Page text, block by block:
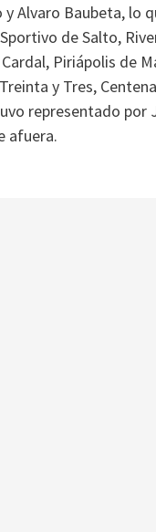
Alvaro Baubeta,
de Salto,
Piriápolis de
y Tres,
representado
afuera.